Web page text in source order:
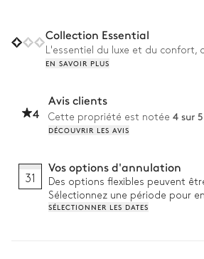
Collection Essential
L'essentiel du luxe et du
EN SAVOIR PLUS
4
Avis clients
Cette propriété est notée 4 sur 5
DÉCOUVRIR LES AVIS
31
Vos options d'annulation
Des options flexibles peuvent
Sélectionnez une période pour
SÉLECTIONNER LES DATES